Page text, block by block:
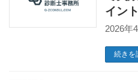
イン
2026年
続きを